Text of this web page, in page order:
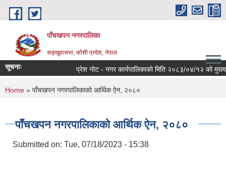
Skip to main content
पाँचखपन नगरपालिका
सङ्खु‍वासभा, कोशी प्रदेश, नेपाल
सूचनाः प्रेश नोट - नगर कार्यपालिकाको मिति २०८३/०४/१२ को मुख्य
You are here
Home » पाँचखपन नगरपालिकाको आर्थिक ऐन, २०८०
पाँचखपन नगरपालिकाको आर्थिक ऐन, २०८०
Submitted on: Tue, 07/18/2023 - 15:38